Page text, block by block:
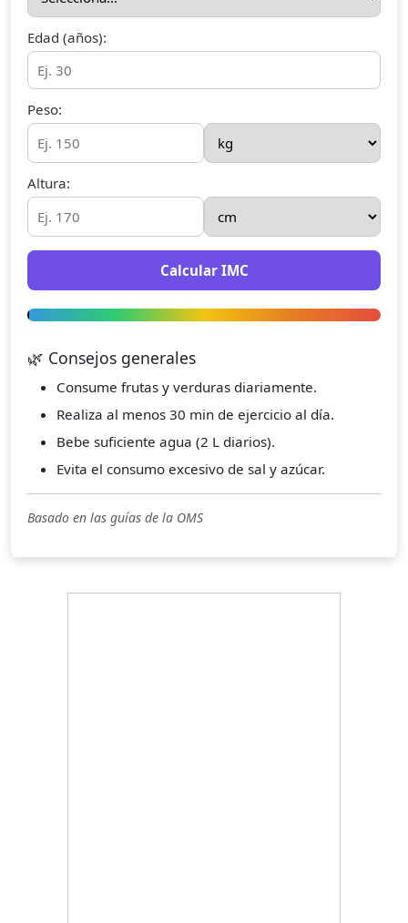
Edad (años):
Peso:
Altura:
Calcular IMC
🌿 Consejos generales
Consume frutas y verduras diariamente.
Realiza al menos 30 min de ejercicio al día.
Bebe suficiente agua (2 L diarios).
Evita el consumo excesivo de sal y azúcar.
Basado en las guías de la OMS